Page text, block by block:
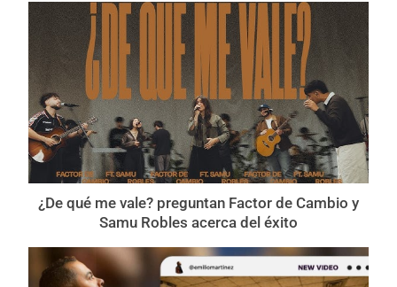
¿De qué me vale? preguntan Factor de Cambio y
Samu Robles acerca del éxito